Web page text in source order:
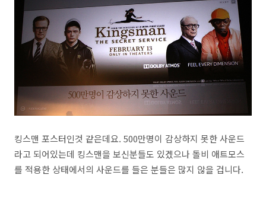
킹스맨 포스터인것 같은데요. 500만명이 감상하지 못한 사운드
라고 되어있는데 킹스맨을 보신분들도 있겠으나 돌비 애트모스
를 적용한 상태에서의 사운드를 들은 분들은 많지 않을 겁니다.